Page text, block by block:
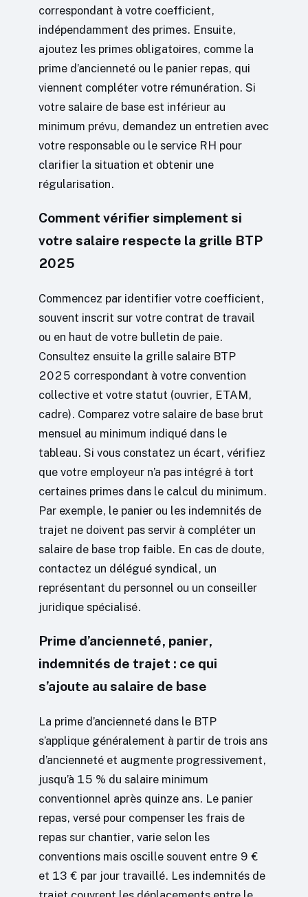
correspondant à votre coefficient,
indépendamment des primes. Ensuite,
ajoutez les primes obligatoires, comme la
prime d’ancienneté ou le panier repas, qui
viennent compléter votre rémunération. Si
votre salaire de base est inférieur au
minimum prévu, demandez un entretien avec
votre responsable ou le service RH pour
clarifier la situation et obtenir une
régularisation.
Comment vérifier simplement si
votre salaire respecte la grille BTP
2025
Commencez par identifier votre coefficient,
souvent inscrit sur votre contrat de travail
ou en haut de votre bulletin de paie.
Consultez ensuite la grille salaire BTP
2025 correspondant à votre convention
collective et votre statut (ouvrier, ETAM,
cadre). Comparez votre salaire de base brut
mensuel au minimum indiqué dans le
tableau. Si vous constatez un écart, vérifiez
que votre employeur n’a pas intégré à tort
certaines primes dans le calcul du minimum.
Par exemple, le panier ou les indemnités de
trajet ne doivent pas servir à compléter un
salaire de base trop faible. En cas de doute,
contactez un délégué syndical, un
représentant du personnel ou un conseiller
juridique spécialisé.
Prime d’ancienneté, panier,
indemnités de trajet : ce qui
s’ajoute au salaire de base
La prime d’ancienneté dans le BTP
s’applique généralement à partir de trois ans
d’ancienneté et augmente progressivement,
jusqu’à 15 % du salaire minimum
conventionnel après quinze ans. Le panier
repas, versé pour compenser les frais de
repas sur chantier, varie selon les
conventions mais oscille souvent entre 9 €
et 13 € par jour travaillé. Les indemnités de